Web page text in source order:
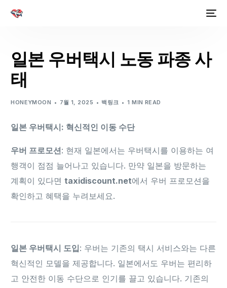
일본 우버택시 노동 파종 사
태
HONEYMOON 7월 1, 2025 백링크 1 MIN READ
일본 우버택시: 혁신적인 이동 수단
우버 프로모션: 현재 일본에서는 우버택시를 이용하는 여
행객이 점점 늘어나고 있습니다. 만약 일본을 방문하는
계획이 있다면taxidiscount.net에서 우버 프로모션을
확인하고 혜택을 누려보세요.
일본 우버택시 도입: 우버는 기존의 택시 서비스와는 다른
혁신적인 모델을 제공합니다. 일본에서도 우버는 편리하
고 안전한 이동 수단으로 인기를 끌고 있습니다. 기존의